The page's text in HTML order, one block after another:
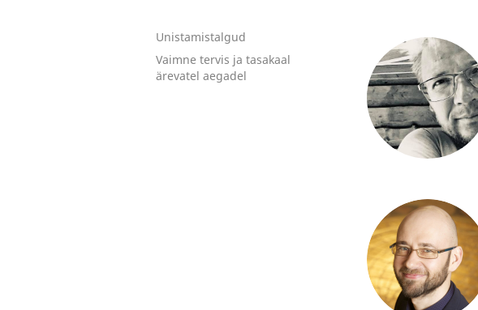
Unistamistalgud
Vaimne tervis ja tasakaal
ärevatel aegadel